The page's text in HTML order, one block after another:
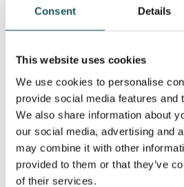
Consent Details
This website uses cookies
We use cookies to personalise
provide social media features and
We also share information about
our social media, advertising and
may combine it with other
provided to them or that they’ve
of their services.
logistikløsninger på tværs af Europa
partnerselskabsmodel.
Ejerskab
39%
Medarbejdere
182
Bruttofortjeneste (DKK mio.)